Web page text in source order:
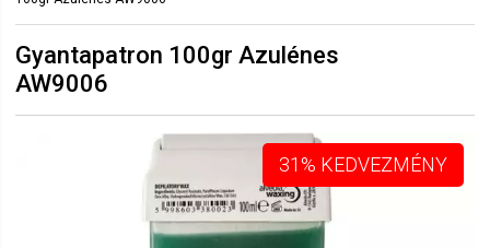
Gyantapatron 100gr Azulénes
AW9006
31% KEDVEZMÉNY